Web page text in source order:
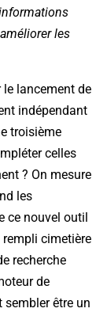
les
le lancement de
indépendant
troisième
celles
? On mesure
les
ce nouvel outil
cimetière
recherche
de
sembler être un